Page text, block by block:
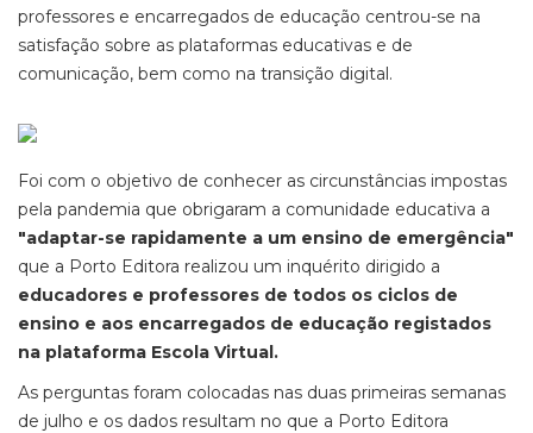
professores e encarregados de educação centrou-se na
satisfação sobre as plataformas educativas e de
comunicação, bem como na transição digital.
Foi com o objetivo de conhecer as circunstâncias impostas
pela pandemia que obrigaram a comunidade educativa a
"adaptar-se rapidamente a um ensino de emergência"
que a Porto Editora realizou um inquérito dirigido a
educadores e professores de todos os ciclos de
ensino e aos encarregados de educação registados
na plataforma Escola Virtual.
As perguntas foram colocadas nas duas primeiras semanas
de julho e os dados resultam no que a Porto Editora